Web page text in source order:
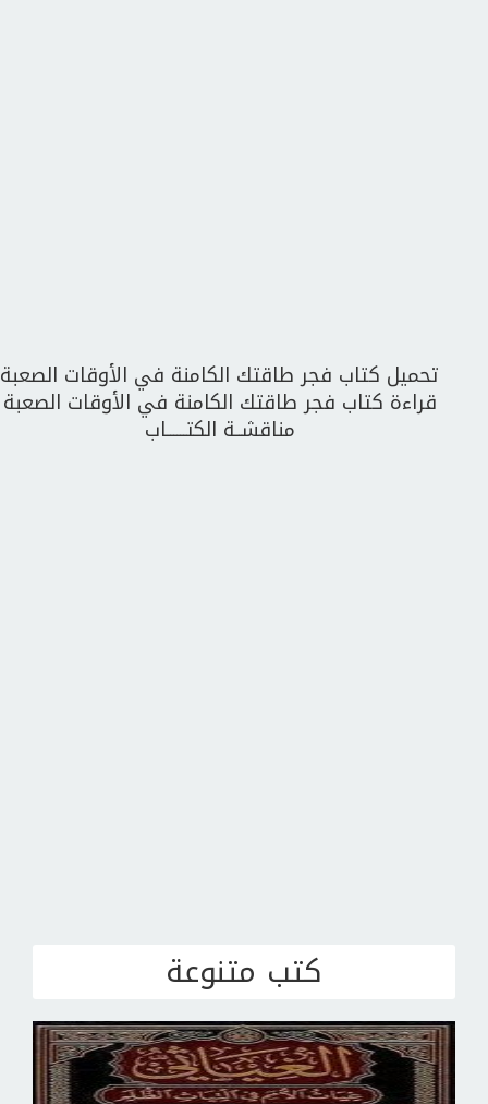
تحميل كتاب فجر طاقتك الكامنة في الأوقات الصعبة
قراءة كتاب فجر طاقتك الكامنة في الأوقات الصعبة
مناقشــة الكتــــــاب
كتب متنوعة